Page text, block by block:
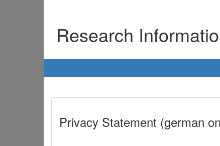
Research
Privacy Statement (german